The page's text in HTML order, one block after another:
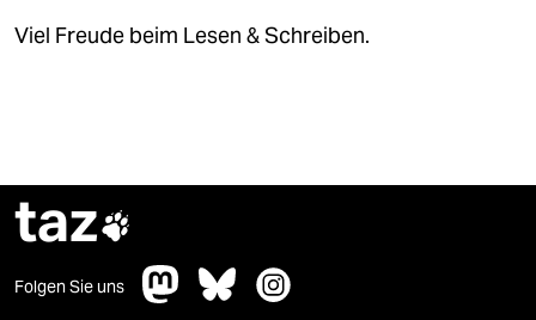
Viel Freude beim Lesen & Schreiben.
taz
Folgen Sie uns